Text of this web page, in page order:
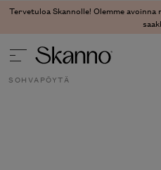
Tervetuloa Skannolle! Olemme
SOHVAPÖYTÄ